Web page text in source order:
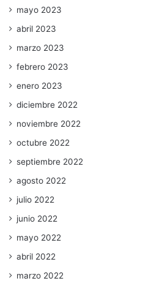
mayo 2023
abril 2023
marzo 2023
febrero 2023
enero 2023
diciembre 2022
noviembre 2022
octubre 2022
septiembre 2022
agosto 2022
julio 2022
junio 2022
mayo 2022
abril 2022
marzo 2022